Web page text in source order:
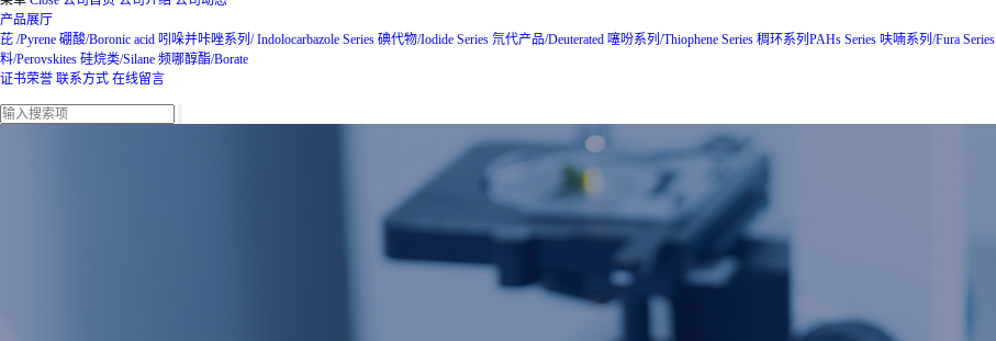
产品展厅
芘 /Pyrene 硼酸/Boronic acid 吲哚并咔唑系列/ Indolocarbazole Series 碘代物/Iodide Series 氘代产品/Deuterated 噻吩系列/Thiophene Series 稠环系列PAHs Series 呋喃系列/Fura Series
料/Perovskites 硅烷类/Silane 频哪醇酯/Borate
证书荣誉 联系方式 在线留言